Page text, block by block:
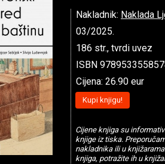
Nakladnik: Naklada
03/2025.
186 str., tvrdi uvez
ISBN
Cijena: 26.90 eur
Kupi knjigu!
Cijene knjiga su
knjige iz tiska.
nakladnika ili u
knjiga, potražite ih u